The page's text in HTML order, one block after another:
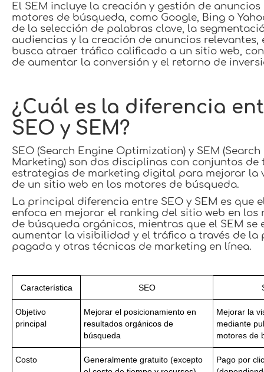
El SEM incluye la creación y gestión de
motores de búsqueda, como Google, Bing o
de la selección de palabras clave, la
audiencias y la creación de anuncios relevantes,
busca atraer tráfico calificado a un sitio web,
de aumentar la conversión y el retorno de
¿Cuál es la diferencia
SEO y SEM?
SEO (Search Engine Optimization) y SEM (Search
Marketing) son dos disciplinas con conjuntos de
estrategias de marketing digital para mejorar la
de un sitio web en los motores de búsqueda.
La principal diferencia entre SEO y SEM es que
enfoca en mejorar el ranking del sitio web en los
de búsqueda orgánicos, mientras que el SEM se
aumentar la visibilidad y el tráfico a través de la
pagada y otras técnicas de marketing en línea.
Característica SEO
Objetivo
principal
Mejorar el posicionamiento en
resultados orgánicos de
búsqueda
Mejorar la
mediante
motores de
Costo
Generalmente gratuito (excepto
Pago por